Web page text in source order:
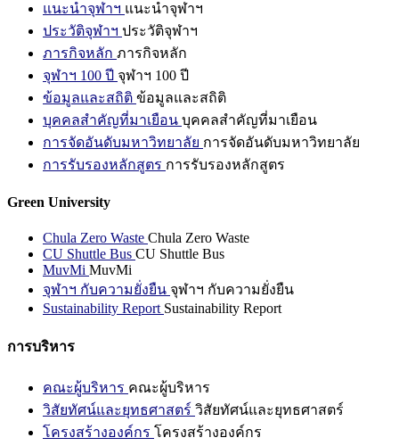
แนะนำจุฬาฯ แนะนำจุฬาฯ
ประวัติจุฬาฯ ประวัติจุฬาฯ
ภารกิจหลัก ภารกิจหลัก
จุฬาฯ 100 ปี จุฬาฯ 100 ปี
ข้อมูลและสถิติ ข้อมูลและสถิติ
บุคคลสำคัญที่มาเยือน บุคคลสำคัญที่มาเยือน
การจัดอันดับมหาวิทยาลัย การจัดอันดับมหาวิทยาลัย
การรับรองหลักสูตร การรับรองหลักสูตร
Green University
Chula Zero Waste Chula Zero Waste
CU Shuttle Bus CU Shuttle Bus
MuvMi MuvMi
จุฬาฯ กับความยั่งยืน จุฬาฯ กับความยั่งยืน
Sustainability Report Sustainability Report
การบริหาร
คณะผู้บริหาร คณะผู้บริหาร
วิสัยทัศน์และยุทธศาสตร์ วิสัยทัศน์และยุทธศาสตร์
โครงสร้างองค์กร โครงสร้างองค์กร